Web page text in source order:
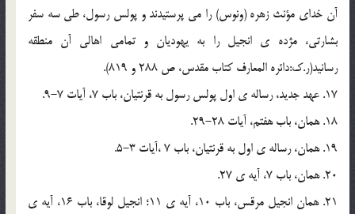
آن خداي مؤنث زهره (ونوس) را مي پرستيدند و پولس رسول، طي سه سفر
بشارتي، مژده ي انجيل را به يهوديان و تمامي اهالي آن منطقه
رسانيد(ر.ک:دائره المعارف کتاب مقدس، ص 288 و 819).
17. عهد جديد، رساله ي اول پولس رسول به قرنتيان، باب 7، آيات 7-9.
18. همان، باب هفتم، آيات 28-29.
19. همان، رساله ي اول به قرنتيان، باب 7 ،آيات 3-5.
20. همان، باب 7، آيه ي 27.
21. همان انجيل مرقس، باب 10، آيه ي 11؛ انجيل لوقا، باب 16، آيه ي